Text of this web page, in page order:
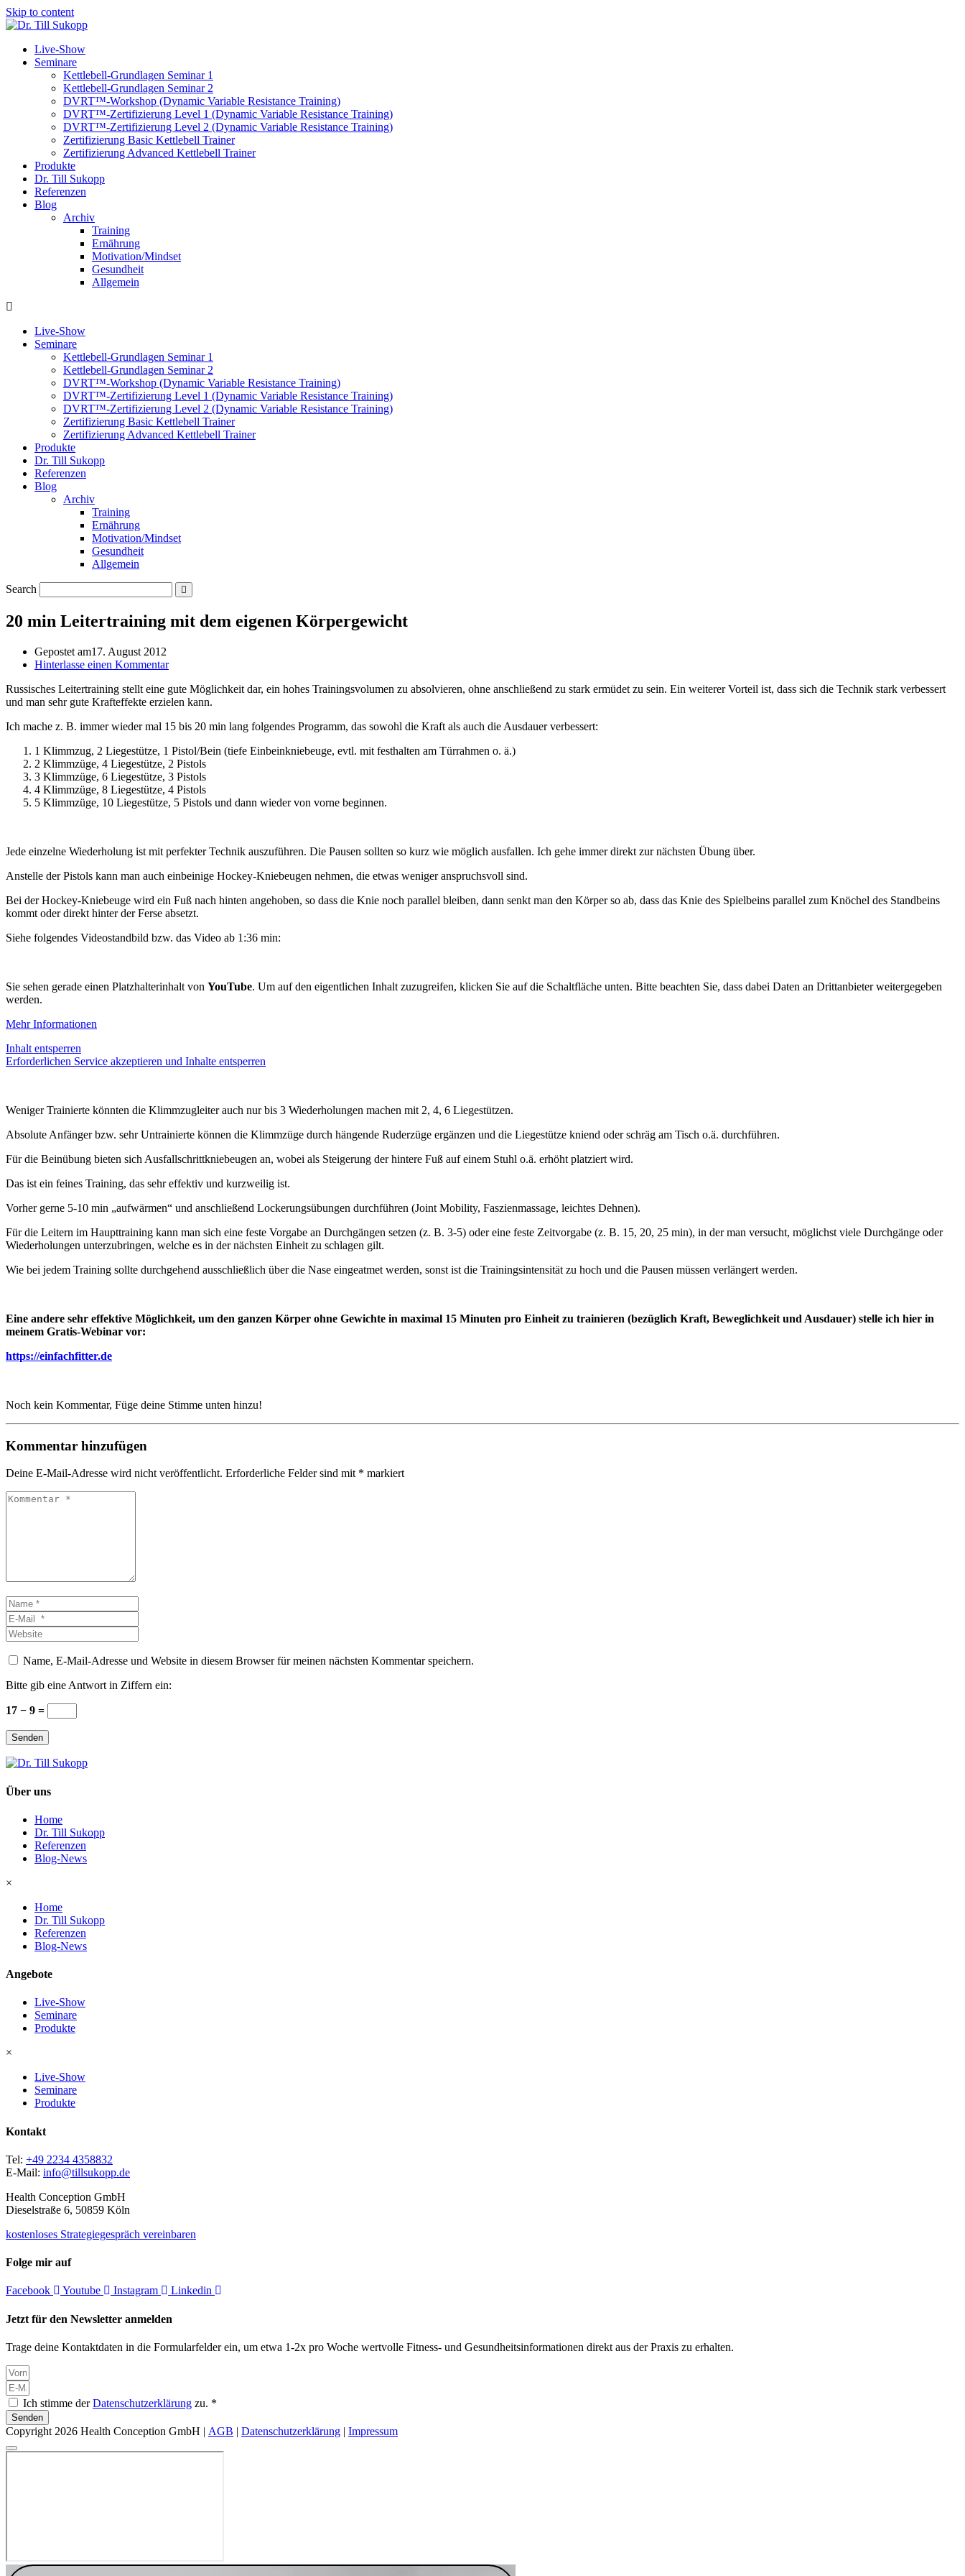
Skip to content
Live-Show
Seminare
Kettlebell-Grundlagen Seminar 1
Kettlebell-Grundlagen Seminar 2
DVRT™-Workshop (Dynamic Variable Resistance Training)
DVRT™-Zertifizierung Level 1 (Dynamic Variable Resistance Training)
DVRT™-Zertifizierung Level 2 (Dynamic Variable Resistance Training)
Zertifizierung Basic Kettlebell Trainer
Zertifizierung Advanced Kettlebell Trainer
Produkte
Dr. Till Sukopp
Referenzen
Blog
Archiv
Training
Ernährung
Motivation/Mindset
Gesundheit
Allgemein
Live-Show
Seminare
Kettlebell-Grundlagen Seminar 1
Kettlebell-Grundlagen Seminar 2
DVRT™-Workshop (Dynamic Variable Resistance Training)
DVRT™-Zertifizierung Level 1 (Dynamic Variable Resistance Training)
DVRT™-Zertifizierung Level 2 (Dynamic Variable Resistance Training)
Zertifizierung Basic Kettlebell Trainer
Zertifizierung Advanced Kettlebell Trainer
Produkte
Dr. Till Sukopp
Referenzen
Blog
Archiv
Training
Ernährung
Motivation/Mindset
Gesundheit
Allgemein
Search
20 min Leitertraining mit dem eigenen Körpergewicht
Gepostet am17. August 2012
Hinterlasse einen Kommentar
Russisches Leitertraining stellt eine gute Möglichkeit dar, ein hohes Trainingsvolumen zu absolvieren, ohne anschließend zu stark ermüdet zu sein. Ein weiterer Vorteil ist, dass sich die Technik stark verbessert
und man sehr gute Krafteffekte erzielen kann.
Ich mache z. B. immer wieder mal 15 bis 20 min lang folgendes Programm, das sowohl die Kraft als auch die Ausdauer verbessert:
1 Klimmzug, 2 Liegestütze, 1 Pistol/Bein (tiefe Einbeinkniebeuge, evtl. mit festhalten am Türrahmen o. ä.)
2 Klimmzüge, 4 Liegestütze, 2 Pistols
3 Klimmzüge, 6 Liegestütze, 3 Pistols
4 Klimmzüge, 8 Liegestütze, 4 Pistols
5 Klimmzüge, 10 Liegestütze, 5 Pistols und dann wieder von vorne beginnen.
Jede einzelne Wiederholung ist mit perfekter Technik auszuführen. Die Pausen sollten so kurz wie möglich ausfallen. Ich gehe immer direkt zur nächsten Übung über.
Anstelle der Pistols kann man auch einbeinige Hockey-Kniebeugen nehmen, die etwas weniger anspruchsvoll sind.
Bei der Hockey-Kniebeuge wird ein Fuß nach hinten angehoben, so dass die Knie noch parallel bleiben, dann senkt man den Körper so ab, dass das Knie des Spielbeins parallel zum Knöchel des Standbeins
kommt oder direkt hinter der Ferse absetzt.
Siehe folgendes Videostandbild bzw. das Video ab 1:36 min:
Sie sehen gerade einen Platzhalterinhalt von YouTube. Um auf den eigentlichen Inhalt zuzugreifen, klicken Sie auf die Schaltfläche unten. Bitte beachten Sie, dass dabei Daten an Drittanbieter weitergegeben
werden.
Mehr Informationen
Inhalt entsperren
Erforderlichen Service akzeptieren und Inhalte entsperren
Weniger Trainierte könnten die Klimmzugleiter auch nur bis 3 Wiederholungen machen mit 2, 4, 6 Liegestützen.
Absolute Anfänger bzw. sehr Untrainierte können die Klimmzüge durch hängende Ruderzüge ergänzen und die Liegestütze kniend oder schräg am Tisch o.ä. durchführen.
Für die Beinübung bieten sich Ausfallschrittkniebeugen an, wobei als Steigerung der hintere Fuß auf einem Stuhl o.ä. erhöht platziert wird.
Das ist ein feines Training, das sehr effektiv und kurzweilig ist.
Vorher gerne 5-10 min „aufwärmen“ und anschließend Lockerungsübungen durchführen (Joint Mobility, Faszienmassage, leichtes Dehnen).
Für die Leitern im Haupttraining kann man sich eine feste Vorgabe an Durchgängen setzen (z. B. 3-5) oder eine feste Zeitvorgabe (z. B. 15, 20, 25 min), in der man versucht, möglichst viele Durchgänge oder
Wiederholungen unterzubringen, welche es in der nächsten Einheit zu schlagen gilt.
Wie bei jedem Training sollte durchgehend ausschließlich über die Nase eingeatmet werden, sonst ist die Trainingsintensität zu hoch und die Pausen müssen verlängert werden.
Eine andere sehr effektive Möglichkeit, um den ganzen Körper ohne Gewichte in maximal 15 Minuten pro Einheit zu trainieren (bezüglich Kraft, Beweglichkeit und Ausdauer) stelle ich hier in
meinem Gratis-Webinar vor:
https://einfachfitter.de
Noch kein Kommentar, Füge deine Stimme unten hinzu!
Kommentar hinzufügen
Deine E-Mail-Adresse wird nicht veröffentlicht. Erforderliche Felder sind mit * markiert
Kommentar
Name
*E-
Mail
*
Website
Name, E-Mail-Adresse und Website in diesem Browser für meinen nächsten Kommentar speichern.
Bitte gib eine Antwort in Ziffern ein:
17 − 9 =
Senden
Über uns
Home
Dr. Till Sukopp
Referenzen
Blog-News
×
Home
Dr. Till Sukopp
Referenzen
Blog-News
Angebote
Live-Show
Seminare
Produkte
×
Live-Show
Seminare
Produkte
Kontakt
Tel: +49 2234 4358832
E-Mail: info@tillsukopp.de
Health Conception GmbH
Dieselstraße 6, 50859 Köln
kostenloses Strategiegespräch vereinbaren
Folge mir auf
Facebook Youtube Instagram Linkedin
Jetzt für den Newsletter anmelden
Trage deine Kontaktdaten in die Formularfelder ein, um etwa 1-2x pro Woche wertvolle Fitness- und Gesundheitsinformationen direkt aus der Praxis zu erhalten.
Ich stimme derDatenschutzerklärung zu. *
Senden
Copyright 2026 Health Conception GmbH | AGB | Datenschutzerklärung | Impressum